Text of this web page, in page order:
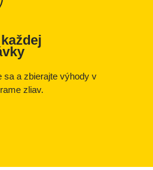
sa a zbierajte výhody v
zliav.